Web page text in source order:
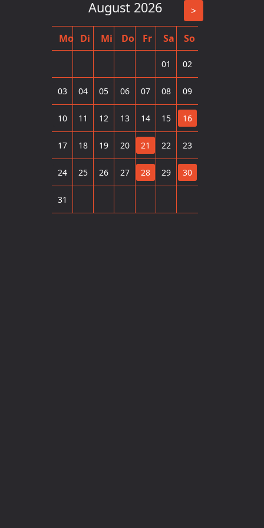
August 2026 >
Mo Di Mi Do Fr Sa So
01 02
03 04 05 06 07 08 09
10 11 12 13 14 15 16
17 18 19 20 21 22 23
24 25 26 27 28 29 30
31